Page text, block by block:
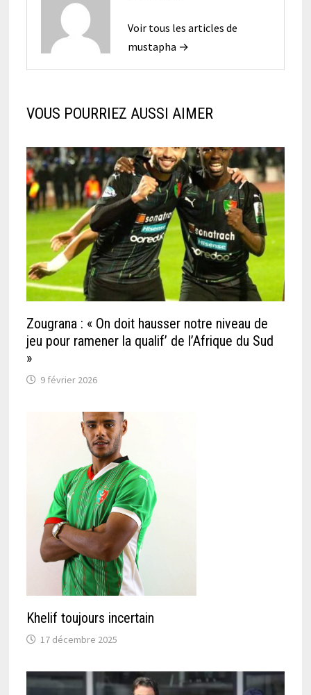
Voir tous les articles de
mustapha →
VOUS POURRIEZ AUSSI AIMER
Zougrana : « On doit hausser notre niveau de
jeu pour ramener la qualif’ de l’Afrique du Sud
»
9 février 2026
Khelif toujours incertain
17 décembre 2025